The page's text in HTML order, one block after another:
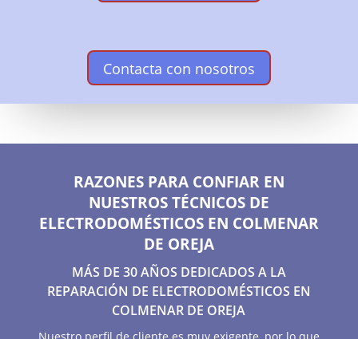
Contacta con nosotros
RAZONES PARA CONFIAR EN
NUESTROS TÉCNICOS DE
ELECTRODOMÉSTICOS EN COLMENAR
DE OREJA
MÁS DE 30 AÑOS DEDICADOS A LA
REPARACIÓN DE ELECTRODOMÉSTICOS EN
COLMENAR DE OREJA